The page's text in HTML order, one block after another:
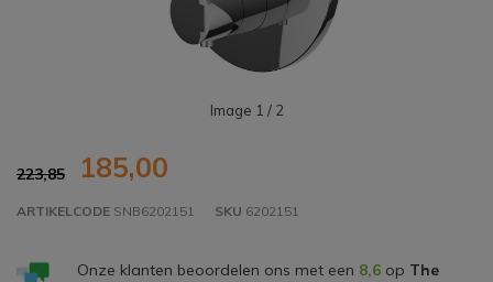
Image 1 / 2
223,85 185,00
ARTIKELCODE SNB6202151 SKU 6202151
Onze klanten beoordelen ons met een 8,6op The